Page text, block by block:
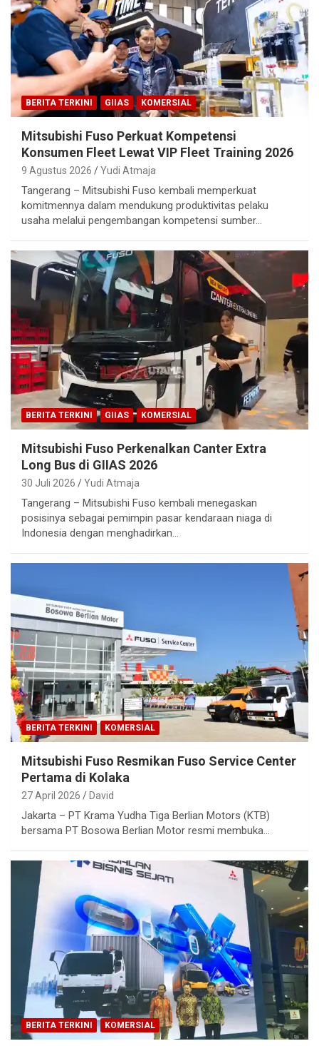
BERITA TERKINI GIIAS KOMERSIAL
Mitsubishi Fuso Perkuat Kompetensi
Konsumen Fleet Lewat VIP Fleet Training 2026
9 Agustus 2026 Yudi Atmaja
Tangerang – Mitsubishi Fuso kembali memperkuat
komitmennya dalam mendukung produktivitas pelaku
usaha melalui pengembangan kompetensi sumber…
BERITA TERKINI GIIAS KOMERSIAL
Mitsubishi Fuso Perkenalkan Canter Extra
Long Bus di GIIAS 2026
30 Juli 2026 Yudi Atmaja
Tangerang – Mitsubishi Fuso kembali menegaskan
posisinya sebagai pemimpin pasar kendaraan niaga di
Indonesia dengan menghadirkan…
BERITA TERKINI KOMERSIAL
Mitsubishi Fuso Resmikan Fuso Service Center
Pertama di Kolaka
27 April 2026 David
Jakarta – PT Krama Yudha Tiga Berlian Motors (KTB)
bersama PT Bosowa Berlian Motor resmi membuka…
BERITA TERKINI KOMERSIAL